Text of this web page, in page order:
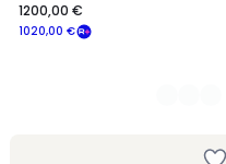
1020,00 €
1200,00 €